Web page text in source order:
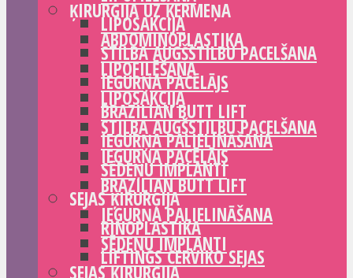
LIPOSAKCIJA
STILBA AUGŠSTILBU PACELŠANA
IEGURŅA PACĒLĀJS
BRAZILIAN BUTT LIFT
IEGURŅA PALIELINĀŠANA
SĒDEŅU IMPLANTI
SEJAS ĶIRURĢIJA
RINOPLASTIKA
LIFTINGS CERVIKO SEJAS
ĶIRURĢIJA UZ ĶERMEŅA
ABDOMINOPLASTIKA
LIPOFILĒŠANA
LIPOSAKCIJA
STILBA AUGŠSTILBU PACELŠANA
IEGURŅA PACĒLĀJS
BRAZILIAN BUTT LIFT
IEGURŅA PALIELINĀŠANA
SĒDEŅU IMPLANTI
SEJAS ĶIRURĢIJA